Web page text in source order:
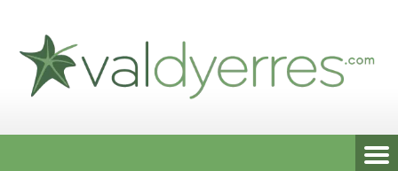
content